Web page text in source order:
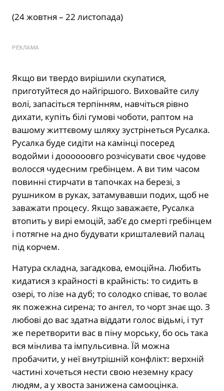
(24 жовтня – 22 листопада)
РЕКЛАМА
Якщо ви твердо вирішили скупатися,
приготуйтеся до найгіршого. Виховайте силу
волі, запасіться терпінням, навчіться рівно
дихати, купіть білі гумові чоботи, раптом на
вашому життєвому шляху зустрінеться Русалка.
Русалка буде сидіти на камінці посеред
водойми і доооооовго розчісувати своє чудове
волосся чудесним гребінцем. А ви тим часом
повинні стирчати в тапочках на березі, з
рушником в руках, затамувавши подих, щоб не
заважати процесу. Якщо заважаєте, Русалка
втопить у вирі емоцій, заб’є до смерті гребінцем
і потягне на дно будувати кришталевий палац
під корчем.
Натура складна, загадкова, емоційна. Любить
кидатися з крайності в крайність: то сидить в
озері, то лізе на дуб; то солодко співає, то волає
як пожежна сирена; то ангел, то чорт знає що. З
любові до вас здатна віддати голос відьмі, і тут
же перетворити вас в піну морську, бо ось така
вся мінлива та імпульсивна. Їй можна
пробачити, у неї внутрішній конфлікт: верхній
частині хочеться нести свою неземну красу
людям, а у хвоста занижена самооцінка.